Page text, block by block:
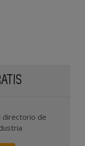
directorio de